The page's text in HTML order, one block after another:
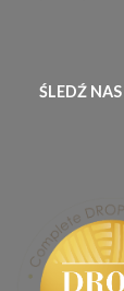
ŚLEDŹ NAS